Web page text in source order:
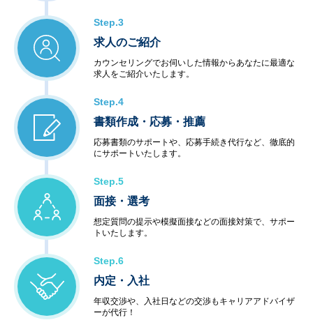
Step.3
求人のご紹介
カウンセリングでお伺いした情報からあなたに最適な
求人をご紹介いたします。
Step.4
書類作成・応募・推薦
応募書類のサポートや、応募手続き代行など、徹底的
にサポートいたします。
Step.5
面接・選考
想定質問の提示や模擬面接などの面接対策で、サポー
トいたします。
Step.6
内定・入社
年収交渉や、入社日などの交渉もキャリアアドバイザ
ーが代行！